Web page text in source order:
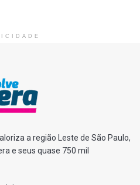
a região Leste de São Paulo,
e seus quase 750 mil